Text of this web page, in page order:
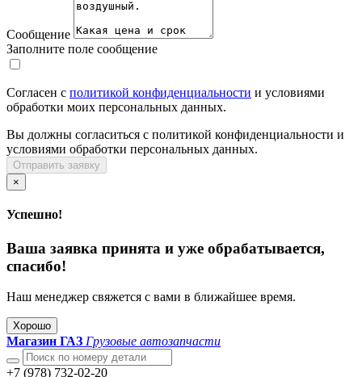
Сообщение
Заполните поле сообщение
Согласен с политикой конфиденциальности и условиями
обработки моих персональных данных.
Вы должны согласиться с политикой конфиденциальности и
условиями обработки персональных данных.
Отправить заявку
×
Успешно!
Ваша заявка принята и уже обрабатывается,
спасибо!
Наш менеджер свяжется с вами в ближайшее время.
Хорошо
Магазин ГАЗ Грузовые автозапчасти
+7 (978) 732-02-20